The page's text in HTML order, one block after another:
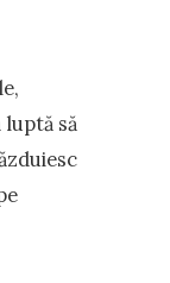
luptă să